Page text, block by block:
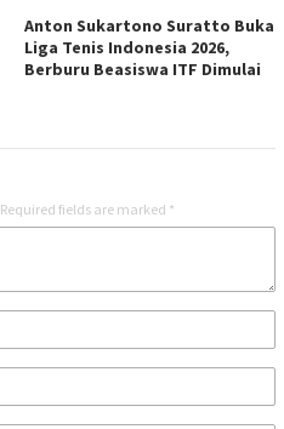
Anton Sukartono Suratto Buka
Liga Tenis Indonesia 2026,
Berburu Beasiswa ITF Dimulai
Required fields are marked *